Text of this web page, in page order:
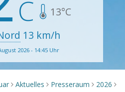
13°C
13 km/h
2026 - 14:45 Uhr
> Aktuelles > Presseraum > 2026 >